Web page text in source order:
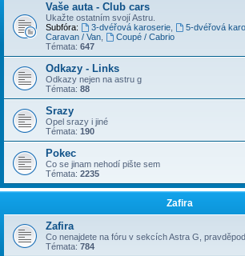
Vaše auta - Club cars
Ukažte ostatním svojí Astru.
Subfóra:
3-dvéřová karoserie, 5-dvéřová
Caravan / Van
Coupé / Cabrio
Témata: 647
Odkazy - Links
Odkazy nejen na astru g
Témata: 88
Srazy
Opel srazy i jiné
Témata: 190
Pokec
Co se jinam nehodí pište sem
Témata: 2235
Zafira
Zafira
Co nenajdete na fóru v sekcích Astra G,
Témata: 784